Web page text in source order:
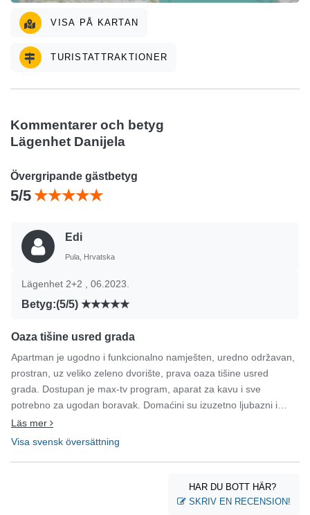
VISA PÅ KARTAN
TURISTATTRAKTIONER
Kommentarer och betyg
Lägenhet Danijela
Övergripande gästbetyg
5/5
Edi
Pula, Hrvatska
Lägenhet 2+2 , 06.2023.
Betyg:(5/5)
Oaza tišine usred grada
Apartman je ugodno i funkcionalno namješten, uredno održavan,
prostran, uz veliko zeleno dvorište, prava oaza tišine usred
grada. Dostupan je max-tv program, aparat za kavu i sve
potrebno za ugodan boravak. Domaćini su izuzetno ljubazni i
susretljivi. Preporučujem drugim gostima!
Läs mer
Visa svensk översättning
HAR DU BOTT HÄR?
SKRIV EN RECENSION!